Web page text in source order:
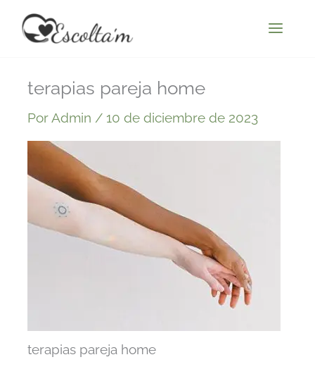
contenido
terapias pareja home
Por Admin / 10 de diciembre de 2023
terapias pareja home